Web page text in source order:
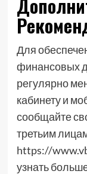
Для
финансовых
регулярно
кабинету и
сообщайте
третьим
https://
узнать